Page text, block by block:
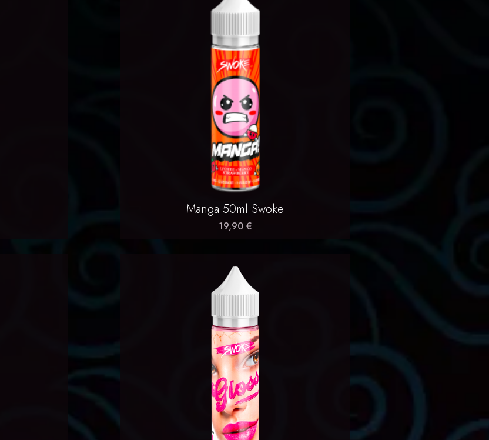
Aperçu rapide
Manga 50ml Swoke
19,90 €